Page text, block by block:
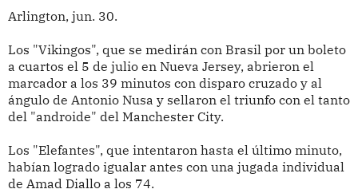
Arlington, jun. 30.
Los "Vikingos", que se medirán con Brasil por un boleto
a cuartos el 5 de julio en Nueva Jersey, abrieron el
marcador a los 39 minutos con disparo cruzado y al
ángulo de Antonio Nusa y sellaron el triunfo con el tanto
del "androide" del Manchester City.
Los "Elefantes", que intentaron hasta el último minuto,
habían logrado igualar antes con una jugada individual
de Amad Diallo a los 74.